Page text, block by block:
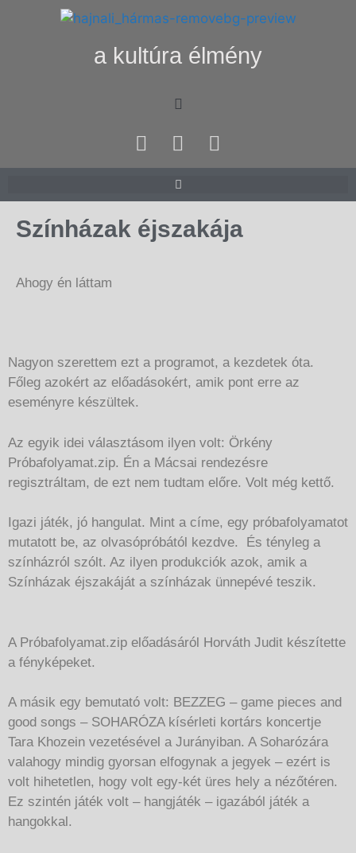
a kultúra élmény
Színházak éjszakája
Ahogy én láttam
Nagyon szerettem ezt a programot, a kezdetek óta.
Főleg azokért az előadásokért, amik pont erre az
eseményre készültek.
Az egyik idei választásom ilyen volt: Örkény
Próbafolyamat.zip. Én a Mácsai rendezésre
regisztráltam, de ezt nem tudtam előre. Volt még kettő.
Igazi játék, jó hangulat. Mint a címe, egy próbafolyamatot
mutatott be, az olvasópróbától kezdve. És tényleg a
színházról szólt. Az ilyen produkciók azok, amik a
Színházak éjszakáját a színházak ünnepévé teszik.
A Próbafolyamat.zip előadásáról Horváth Judit készítette
a fényképeket.
A másik egy bemutató volt: BEZZEG – game pieces and
good songs – SOHARÓZA kísérleti kortárs koncertje
Tara Khozein vezetésével a Jurányiban. A Soharózára
valahogy mindig gyorsan elfogynak a jegyek – ezért is
volt hihetetlen, hogy volt egy-két üres hely a nézőtéren.
Ez szintén játék volt – hangjáték – igazából játék a
hangokkal.